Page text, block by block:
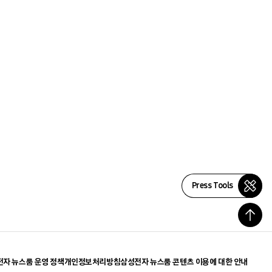
Press Tools
자 뉴스룸 운영 정책개인정보처리방침삼성전자 뉴스룸 콘텐츠 이용에 대한 안내